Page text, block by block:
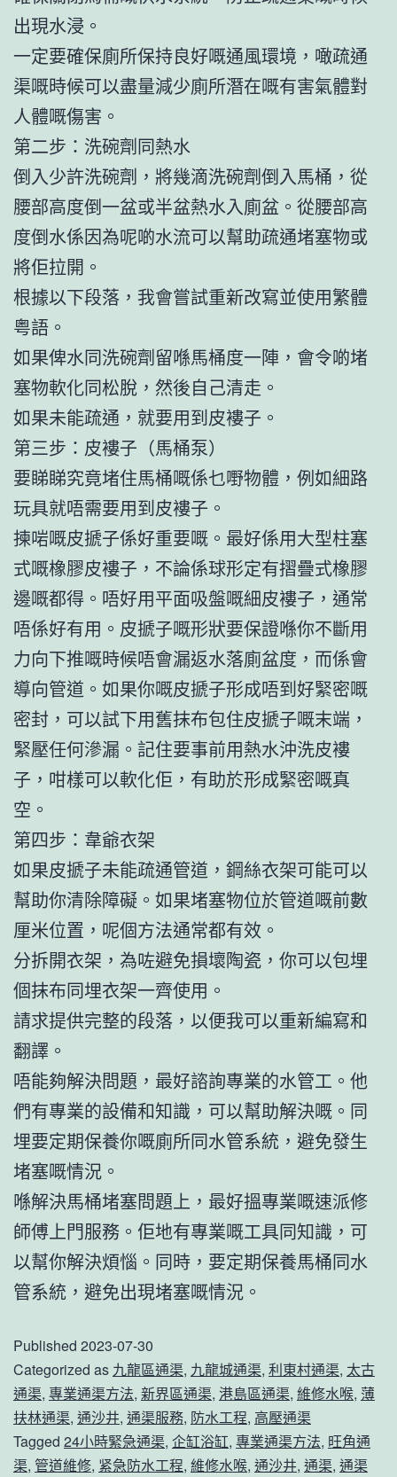
出現水浸。
一定要確保廁所保持良好嘅通風環境，噉疏通
渠嘅時候可以盡量減少廁所潛在嘅有害氣體對
人體嘅傷害。
第二步：洗碗劑同熱水
倒入少許洗碗劑，將幾滴洗碗劑倒入馬桶，從
腰部高度倒一盆或半盆熱水入廁盆。從腰部高
度倒水係因為呢啲水流可以幫助疏通堵塞物或
將佢拉開。
根據以下段落，我會嘗試重新改寫並使用繁體
粤語。
如果俾水同洗碗劑留喺馬桶度一陣，會令啲堵
塞物軟化同松脫，然後自己清走。
如果未能疏通，就要用到皮褸子。
第三步：皮褸子（馬桶泵）
要睇睇究竟堵住馬桶嘅係乜嘢物體，例如細路
玩具就唔需要用到皮褸子。
揀啱嘅皮搋子係好重要嘅。最好係用大型柱塞
式嘅橡膠皮褸子，不論係球形定有摺疊式橡膠
邊嘅都得。唔好用平面吸盤嘅細皮褸子，通常
唔係好有用。皮搋子嘅形狀要保證喺你不斷用
力向下推嘅時候唔會漏返水落廁盆度，而係會
導向管道。如果你嘅皮搋子形成唔到好緊密嘅
密封，可以試下用舊抹布包住皮搋子嘅末端，
緊壓任何滲漏。記住要事前用熱水沖洗皮褸
子，咁樣可以軟化佢，有助於形成緊密嘅真
空。
第四步：韋爺衣架
如果皮搋子未能疏通管道，鋼絲衣架可能可以
幫助你清除障礙。如果堵塞物位於管道嘅前數
厘米位置，呢個方法通常都有效。
分拆開衣架，為咗避免損壞陶瓷，你可以包埋
個抹布同埋衣架一齊使用。
請求提供完整的段落，以便我可以重新編寫和
翻譯。
唔能夠解決問題，最好諮詢專業的水管工。他
們有專業的設備和知識，可以幫助解決嘅。同
埋要定期保養你嘅廁所同水管系統，避免發生
堵塞嘅情況。
喺解決馬桶堵塞問題上，最好搵專業嘅速派修
師傅上門服務。佢地有專業嘅工具同知識，可
以幫你解決煩惱。同時，要定期保養馬桶同水
管系統，避免出現堵塞嘅情況。
Published 2023-07-30
Categorized as 九龍區通渠, 九龍城通渠, 利東村通渠, 太古
通渠, 專業通渠方法, 新界區通渠, 港島區通渠, 維修水喉, 薄
扶林通渠, 通沙井, 通渠服務, 防水工程, 高壓通渠
Tagged 24小時緊急通渠, 企缸浴缸, 專業通渠方法, 旺角通
渠, 管道維修, 紧急防水工程, 維修水喉, 通沙井, 通渠, 通渠